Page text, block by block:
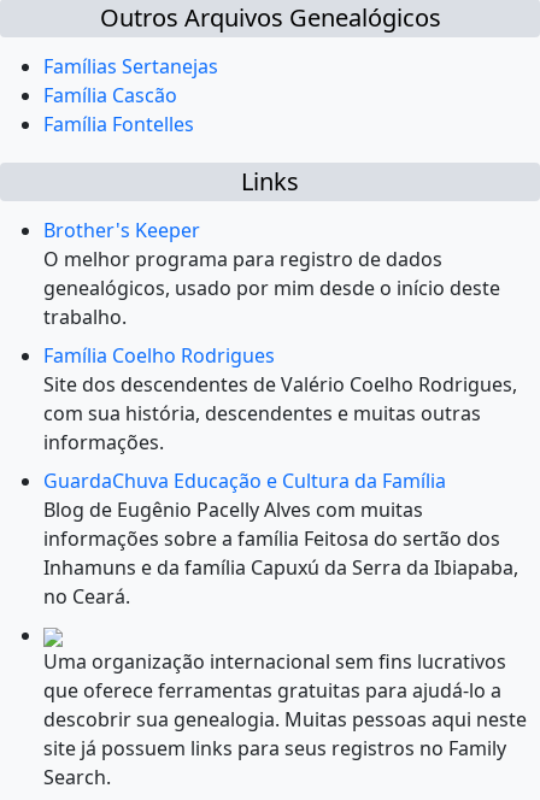
Outros Arquivos Genealógicos
Famílias Sertanejas
Família Cascão
Família Fontelles
Links
Brother's Keeper
O melhor programa para registro de dados
genealógicos, usado por mim desde o início deste
trabalho.
Família Coelho Rodrigues
Site dos descendentes de Valério Coelho Rodrigues,
com sua história, descendentes e muitas outras
informações.
GuardaChuva Educação e Cultura da Família
Blog de Eugênio Pacelly Alves com muitas
informações sobre a família Feitosa do sertão dos
Inhamuns e da família Capuxú da Serra da Ibiapaba,
no Ceará.
Uma organização internacional sem fins lucrativos
que oferece ferramentas gratuitas para ajudá-lo a
descobrir sua genealogia. Muitas pessoas aqui neste
site já possuem links para seus registros no Family
Search.